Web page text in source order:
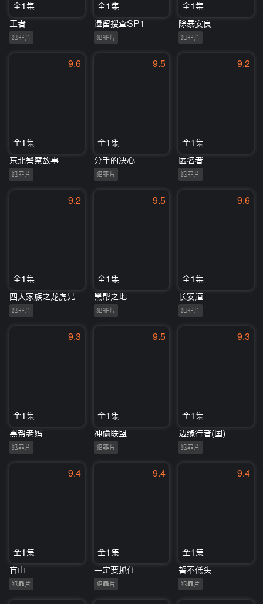
全1集
王者
犯罪片
全1集
遗留搜查SP1
犯罪片
全1集
除暴安良
犯罪片
9.6
全1集
东北警察故事
犯罪片
9.5
全1集
分手的决心
犯罪片
9.2
全1集
匿名者
犯罪片
9.2
全1集
四大家族之龙虎兄弟(粤)
犯罪片
9.5
全1集
黑帮之地
犯罪片
9.6
全1集
长安道
犯罪片
9.3
全1集
黑帮老妈
犯罪片
9.5
全1集
神偷联盟
犯罪片
9.3
全1集
边缘行者(国)
犯罪片
9.4
全1集
盲山
犯罪片
9.4
全1集
一定要抓住
犯罪片
9.4
全1集
誓不低头
犯罪片